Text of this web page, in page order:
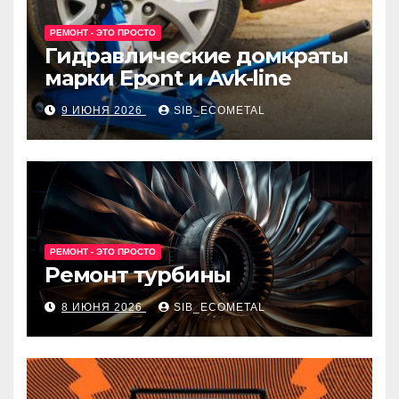
РЕМОНТ - ЭТО ПРОСТО
Гидравлические домкраты
марки Epont и Avk-line
9 ИЮНЯ 2026 SIB_ECOMETAL
РЕМОНТ - ЭТО ПРОСТО
Ремонт турбины
8 ИЮНЯ 2026 SIB_ECOMETAL